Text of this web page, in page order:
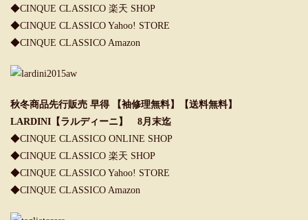
◆CINQUE CLASSICO 楽天 SHOP
◆CINQUE CLASSICO Yahoo! STORE
◆CINQUE CLASSICO Amazon
秋冬商品先行販売 早得 【袖修理無料】【送料無料】
LARDINI【ラルディーニ】 8月末迄
◆CINQUE CLASSICO ONLINE SHOP
◆CINQUE CLASSICO 楽天 SHOP
◆CINQUE CLASSICO Yahoo! STORE
◆CINQUE CLASSICO Amazon